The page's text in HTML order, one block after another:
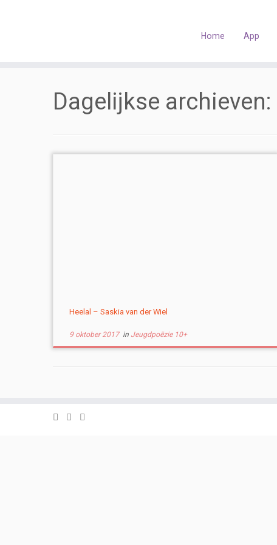
Home App
Dagelijkse archieven:
Heelal – Saskia van der Wiel
9 oktober 2017in Jeugdpoëzie 10+